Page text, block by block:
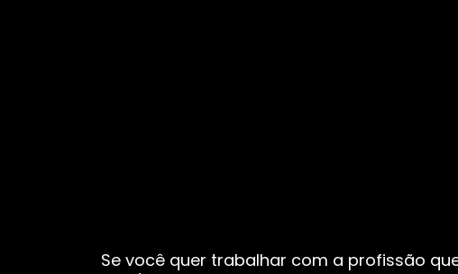
Se você quer trabalhar com a profissão